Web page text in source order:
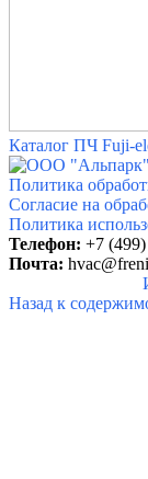
Каталог ПЧ Fuji-
Политика
Согласие на
Политика
Телефон: +7
Почта:
Назад к